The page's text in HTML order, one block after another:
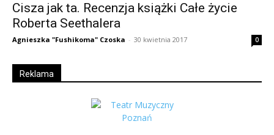
Cisza jak ta. Recenzja książki Całe życie
Roberta Seethalera
Agnieszka "Fushikoma" Czoska - 30 kwietnia 2017 0
Reklama